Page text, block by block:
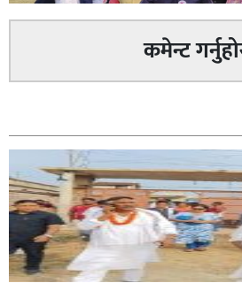
सिराहा – २ मा जनमत छापको
सिराहा-२ मा संजय यादव भिड्ने !
कमेन्ट